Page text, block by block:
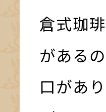
倉式珈
がある
口があり